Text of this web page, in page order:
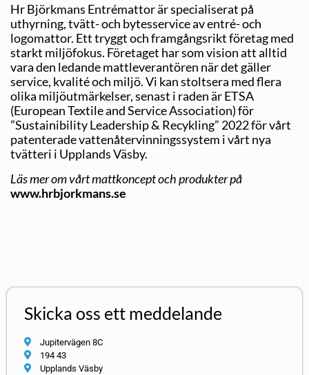
Hr Björkmans Entrémattor är specialiserat på
uthyrning, tvätt- och bytesservice av entré- och
logomattor. Ett tryggt och framgångsrikt företag med
starkt miljöfokus. Företaget har som vision att alltid
vara den ledande mattleverantören när det gäller
service, kvalité och miljö. Vi kan stoltsera med flera
olika miljöutmärkelser, senast i raden är ETSA
(European Textile and Service Association) för
”Sustainibility Leadership & Recykling” 2022 för vårt
patenterade vattenåtervinningssystem i vårt nya
tvätteri i Upplands Väsby.
Läs mer om vårt mattkoncept och produkter på
www.hrbjorkmans.se
Skicka oss ett meddelande
Jupitervägen 8C
194 43
Upplands Väsby